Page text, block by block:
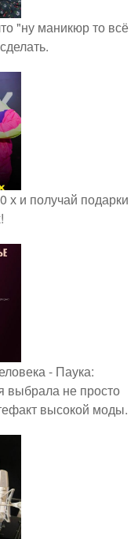
"ну маникюр то всё
х и получай подарки
- Паука:
не просто
высокой моды.